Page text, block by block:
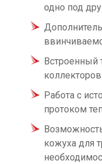
одно под
Встроенный
Работа с
протоком
кожуха для